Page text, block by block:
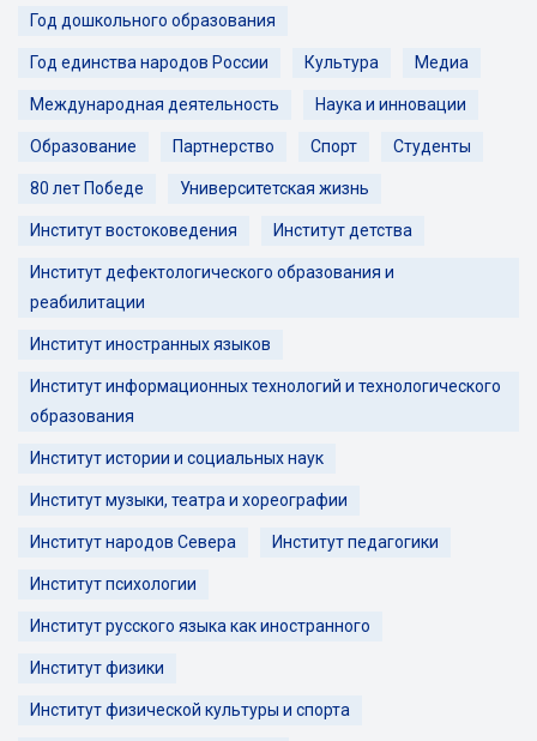
Год дошкольного образования
Год единства народов России Культура Медиа
Международная деятельность Наука и инновации
Образование Партнерство Спорт Студенты
80 лет Победе Университетская жизнь
Институт востоковедения Институт детства
Институт дефектологического образования и
реабилитации
Институт иностранных языков
Институт информационных технологий и технологического
образования
Институт истории и социальных наук
Институт музыки, театра и хореографии
Институт народов Севера Институт педагогики
Институт психологии
Институт русского языка как иностранного
Институт физики
Институт физической культуры и спорта